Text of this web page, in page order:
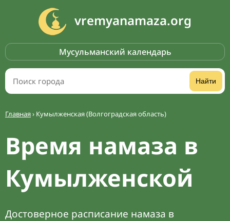
vremyanamaza.org
Мусульманский календарь
Найти
Главная› Кумылженская (Волгоградская область)
Время намаза в
Кумылженской
Достоверное расписание намаза в